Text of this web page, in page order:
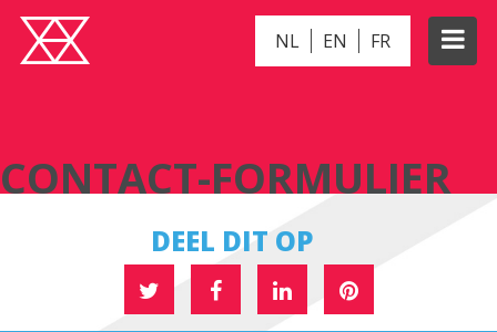
NL EN FR
CONTACT-FORMULIER
DEEL DIT OP